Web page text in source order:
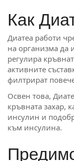
Как
Диатеа работи
на организма да
регулира
активните
филтрират
Освен това,
кръвната захар,
инсулин и
към инсулина.